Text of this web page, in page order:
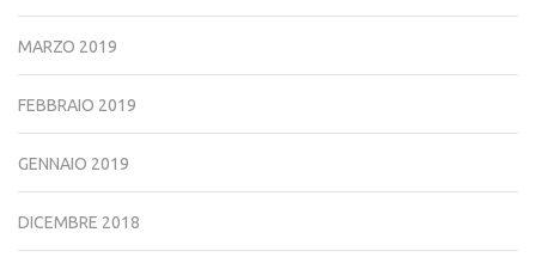
MARZO 2019
FEBBRAIO 2019
GENNAIO 2019
DICEMBRE 2018